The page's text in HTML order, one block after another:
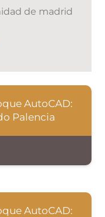
de madrid
AutoCAD:
Palencia
AutoCAD: